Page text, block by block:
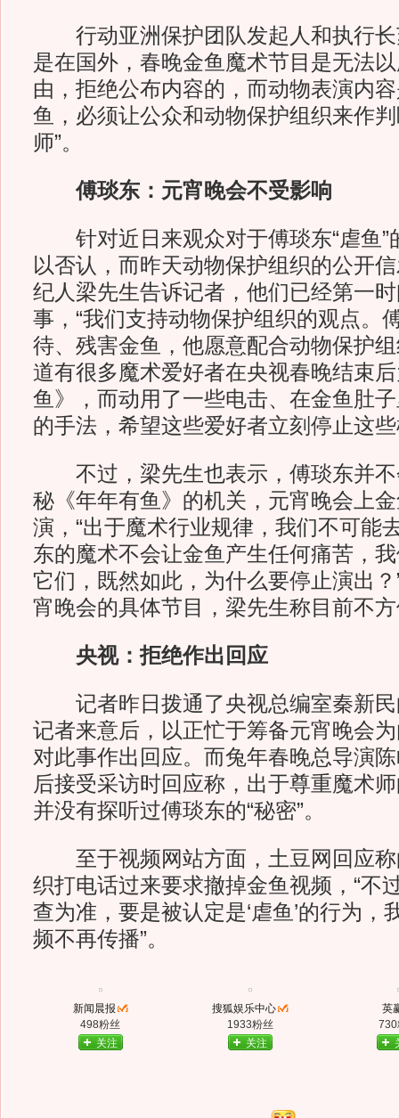
行动亚洲保护团队发起人和执行长
是在国外，春晚金鱼魔术节目是无法
由，拒绝公布内容的，而动物表演内
鱼，必须让公众和动物保护组织来作
师”。
傅琰东：元宵晚会不受影响
针对近日来观众对于傅琰东“虐鱼”
以否认，而昨天动物保护组织的公开
纪人梁先生告诉记者，他们已经第一
事，“我们支持动物保护组织的观点。
待、残害金鱼，他愿意配合动物保护
道有很多魔术爱好者在央视春晚结束
鱼》，而动用了一些电击、在金鱼肚
的手法，希望这些爱好者立刻停止这
不过，梁先生也表示，傅琰东并不
秘《年年有鱼》的机关，元宵晚会上
演，“出于魔术行业规律，我们不可能
东的魔术不会让金鱼产生任何痛苦，
它们，既然如此，为什么要停止演出
宵晚会的具体节目，梁先生称目前不
央视：拒绝作出回应
记者昨日拨通了央视总编室秦新民
记者来意后，以正忙于筹备元宵晚会
对此事作出回应。而兔年春晚总导演
后接受采访时回应称，出于尊重魔术
并没有探听过傅琰东的“秘密”。
至于视频网站方面，土豆网回应称
织打电话过来要求撤掉金鱼视频，“不
查为准，要是被认定是‘虐鱼’的行为，
频不再传播”。
新闻晨报
498粉丝
关注
搜狐娱乐中心
1933粉丝
关注
英
730